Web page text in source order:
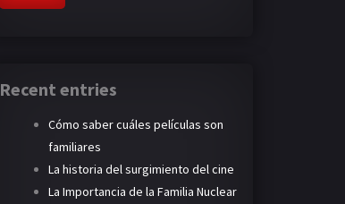
Recent entries
Cómo saber cuáles películas son
familiares
La historia del surgimiento del cine
La Importancia de la Familia Nuclear